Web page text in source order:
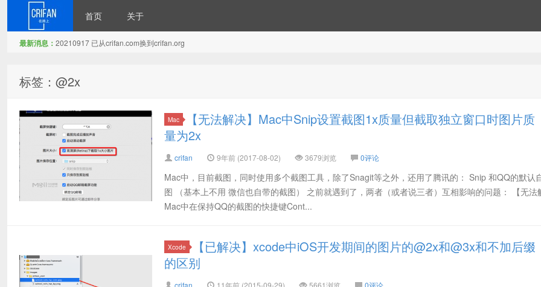
首页 关于
最新消息： 20210917 已从crifan.com换到crifan.org
标签：@2x
Mac
【无法解决】Mac中Snip设置截图1x质量但截取独立窗口时图片质
量为2x
crifan 9年前 (2017-08-02) 3679浏览 0评论
Mac中，目前截图，同时使用多个截图工具，除了Snagit等之外，还用了腾讯的： Snip 和QQ的默认
图 （基本上不用 微信也自带的截图） 之前就遇到了，两者（或者说三者）互相影响的问题： 【无法
Mac中在保持QQ的截图的快捷键Cont...
Xcode
【已解决】xcode中iOS开发期间的图片的@2x和@3x和不加后缀
的区别
crifan 11年前 (2015-09-29) 5661浏览 0评论